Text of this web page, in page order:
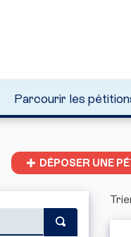
Parcourir les
DÉPOSER UNE